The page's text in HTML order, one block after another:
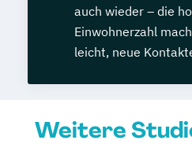
auch wieder – die
Einwohnerzahl
leicht, neue
Weitere